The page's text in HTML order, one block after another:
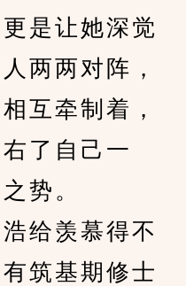
是让她深觉
两两对阵，
互牵制着，
了自己一
势。
给羡慕得不
筑基期修士